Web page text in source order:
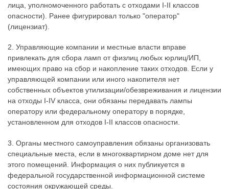
лица, уполномоченного работать с отходами I-II классов
опасности). Ранее фигурировал только "оператор"
(лицензиат).
2. Управляющие компании и местные власти вправе
привлекать для сбора ламп от физлиц любых юрлиц/ИП,
имеющих право на сбор и накопление таких отходов. Если у
управляющей компании или иного накопителя нет
собственных объектов утилизации/обезвреживания и лицензии
на отходы I-IV класса, они обязаны передавать лампы
оператору или федеральному оператору в порядке,
установленном для отходов I-II классов опасности.
3. Органы местного самоуправления обязаны организовать
специальные места, если в многоквартирном доме нет для
этого помещений. Информация о них публикуется в
федеральной государственной информационной системе
состояния окружающей среды.